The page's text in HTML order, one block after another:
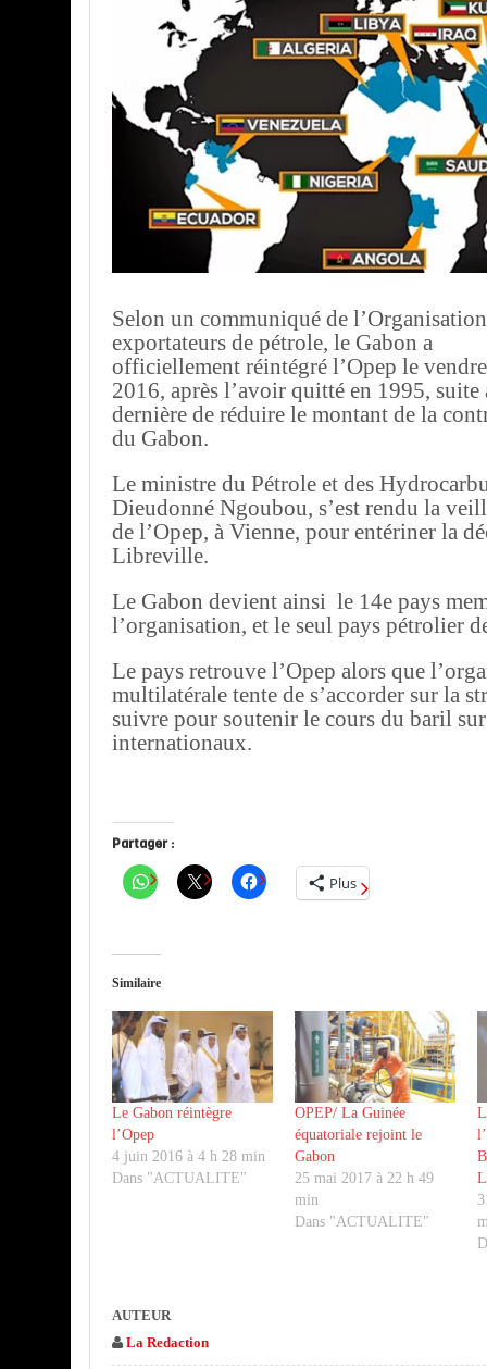
Selon un communiqué de
exportateurs de pétrole, le Gabon a
officiellement réintégré l’Opep le
2016, après l’avoir quitté en 1995, suite
dernière de réduire le montant de la
du Gabon.
Le ministre du Pétrole et des
Dieudonné Ngoubou, s’est rendu la
de l’Opep, à Vienne, pour entériner la
Libreville.
Le Gabon devient ainsi le 14e pays
l’organisation, et le seul pays pétrolier
Le pays retrouve l’Opep alors que
multilatérale tente de s’accorder sur la
suivre pour soutenir le cours du baril sur
internationaux.
Partager :
Plus
Similaire
Le Gabon réintègre
l’Opep
4 juin 2016 à 4 h 28 min
Dans "ACTUALITE"
OPEP/ La Guinée
équatoriale rejoint le
Gabon
25 mai 2017 à 22 h 49
min
Dans "ACTUALITE"
AUTEUR
La Redaction